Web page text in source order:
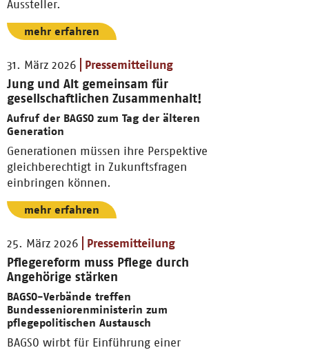
Aussteller.
mehr erfahren
31. März 2026 Pressemitteilung
Jung und Alt gemeinsam für
gesellschaftlichen Zusammenhalt!
Aufruf der BAGSO zum Tag der älteren
Generation
Generationen müssen ihre Perspektive
gleichberechtigt in Zukunftsfragen
einbringen können.
mehr erfahren
25. März 2026 Pressemitteilung
Pflegereform muss Pflege durch
Angehörige stärken
BAGSO-Verbände treffen
Bundesseniorenministerin zum
pflegepolitischen Austausch
BAGSO wirbt für Einführung einer